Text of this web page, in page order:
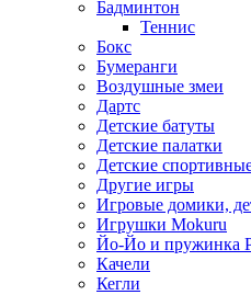
Бадминтон
Теннис
Бокс
Бумеранги
Воздушные змеи
Дартс
Детские батуты
Детские палатки
Детские
Другие игры
Игровые домики,
Игрушки Mokuru
Йо-Йо и пружинка
Качели
Кегли